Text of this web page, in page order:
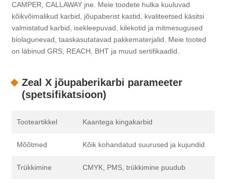
CAMPER, CALLAWAY jne. Meie toodete hulka kuuluvad
kõikvõimalikud karbid, jõupaberist kastid, kvaliteetsed käsitsi
valmistatud karbid, isekleepuvad, kilekotid ja mitmesugused
biolagunevad, taaskasutatavad pakkematerjalid. Meie tooted
on läbinud GRS, REACH, BHT ja muud sertifikaadid.
Zeal X jõupaberikarbi parameeter
(spetsifikatsioon)
Tooteartikkel Kaantega kingakarbid
Mõõtmed Kõik kohandatud suurused ja kujundid
Trükkimine CMYK, PMS, trükkimine puudub